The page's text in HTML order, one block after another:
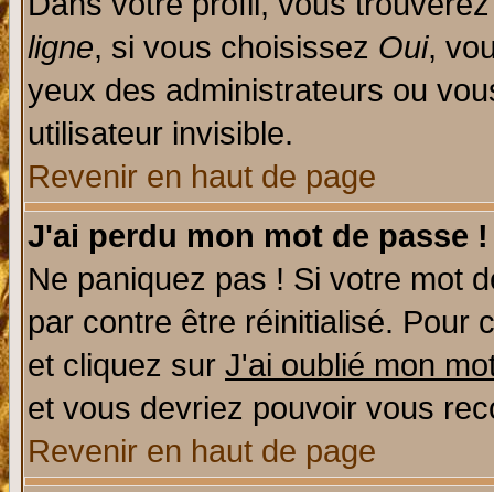
ligne, si vous choisissez Oui,
yeux des administrateurs ou
utilisateur invisible.
Revenir en haut de page
J'ai perdu mon mot de passe !
Ne paniquez pas ! Si votre mot
par contre être réinitialisé. Pour
et cliquez sur J'ai oublié mon
et vous devriez pouvoir vous
Revenir en haut de page